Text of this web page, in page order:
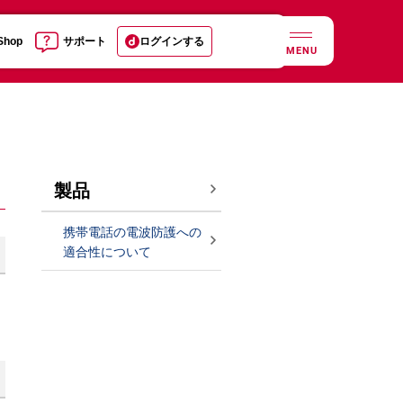
サポート ログインする
MENU
製品
携帯電話の電波防護への
適合性について